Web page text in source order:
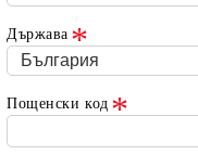
Държава
Пощенски код